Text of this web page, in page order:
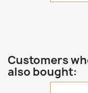
Customers
also bought: